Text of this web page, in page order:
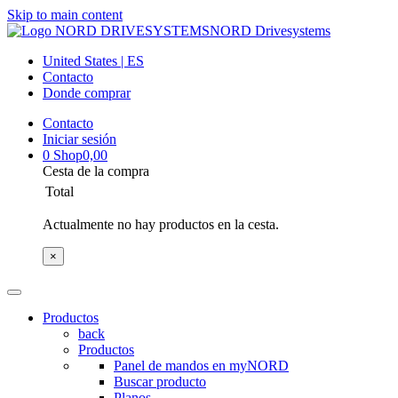
Skip to main content
NORD Drivesystems
United States | ES
Contacto
Donde comprar
Contacto
Iniciar sesión
0 Shop0,00
Cesta de la compra
Total
Actualmente no hay productos en la cesta.
×
Productos
back
Productos
Panel de mandos en myNORD
Buscar producto